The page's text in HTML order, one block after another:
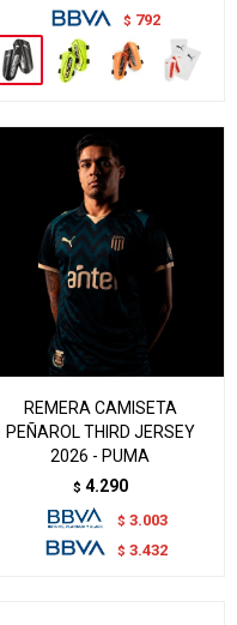
$ 792
REMERA CAMISETA
PEÑAROL THIRD JERSEY
2026 - PUMA
$ 4.290
$ 3.003
$ 3.432